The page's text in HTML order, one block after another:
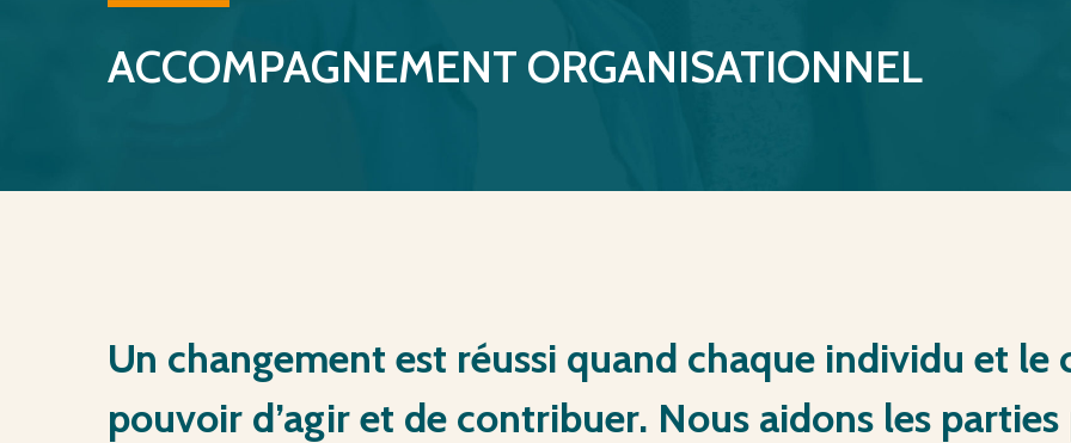
ACCOMPAGNEMENT ORGANISATIONNEL
Un changement est réussi quand chaque individu et le
pouvoir d’agir et de contribuer. Nous aidons les parties